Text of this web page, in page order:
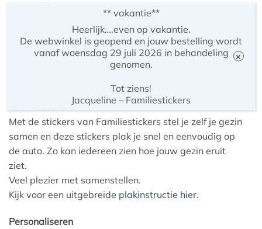
Deze sticker is ongeveer 12 cm hoog.
combineren. Let wel bij het samenstellen op de
hoogte van de verschillende stickers.
Deze sticker is iets groter dan de andere jongens-
Familiestickers
Met de stickers van Familiestickers stel je zelf je gezin
samen en deze stickers plak je snel en eenvoudig op
de auto. Zo kan iedereen zien hoe jouw gezin eruit
ziet.
Veel plezier met samenstellen.
Kijk voor een uitgebreide plakinstructie hier.
Personaliseren
** vakantie**
Heerlijk….even op vakantie.
De webwinkel is geopend en jouw bestelling wordt
vanaf woensdag 29 juli 2026 in behandeling
genomen.
Tot ziens!
Jacqueline – Familiestickers
×